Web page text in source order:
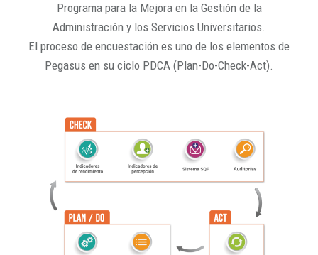
Programa para la Mejora en la Gestión de la
Administración y los Servicios Universitarios.
El proceso de encuestación es uno de los elementos de
Pegasus en su ciclo PDCA (Plan-Do-Check-Act).